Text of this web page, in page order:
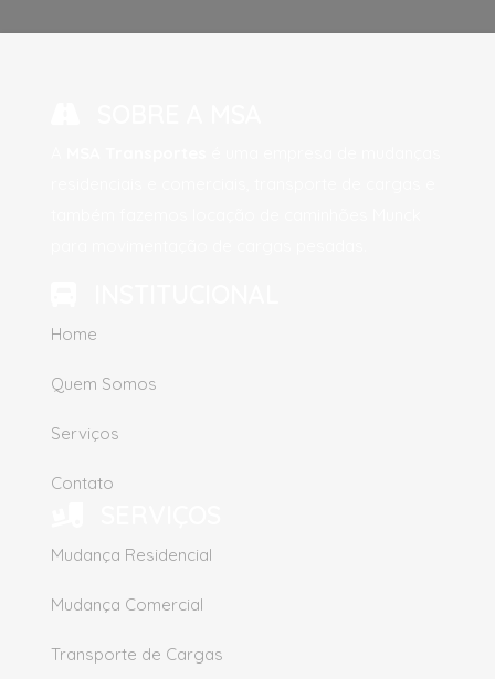
Home
Quem Somos
Serviços
Contato
Mudança Residencial
Mudança Comercial
Transporte de Cargas